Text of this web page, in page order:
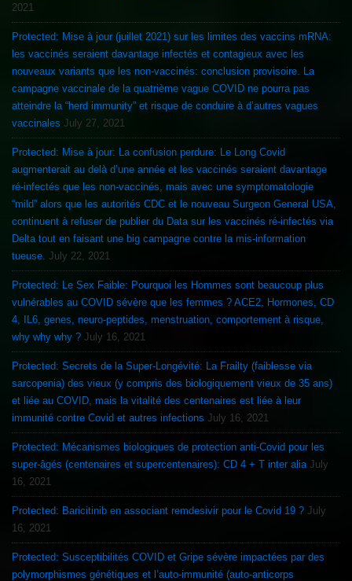
2021
Protected: Mise à jour (juillet 2021) sur les limites des vaccins mRNA:
les vaccinés seraient davantage infectés et contagieux avec les
nouveaux variants que les non-vaccinés: conclusion provisoire. La
campagne vaccinale de la quatrième vague COVID ne pourra pas
atteindre la “herd immunity” et risque de conduire à d’autres vagues
vaccinales July 27, 2021
Protected: Mise à jour: La confusion perdure: Le Long Covid
augmenterait au delà d’une année et les vaccinés seraient davantage
ré-infectés que les non-vaccinés, mais avec une symptomatologie
“mild” alors que les autorités CDC et le nouveau Surgeon General USA,
continuent à refuser de publier du Data sur les vaccinés ré-infectés via
Delta tout en faisant une big campagne contre la mis-information
tueuse. July 22, 2021
Protected: Le Sex Faible: Pourquoi les Hommes sont beaucoup plus
vulnérables au COVID sévère que les femmes ? ACE2, Hormones, CD
4, IL6, genes, neuro-peptides, menstruation, comportement à risque,
why why why ? July 16, 2021
Protected: Secrets de la Super-Longévité: La Frailty (faiblesse via
sarcopenia) des vieux (y compris des biologiquement vieux de 35 ans)
et liée au COVID, mais la vitalité des centenaires est liée à leur
immunité contre Covid et autres infections July 16, 2021
Protected: Mécanismes biologiques de protection anti-Covid pour les
super-âgés (centenaires et supercentenaires): CD 4 + T inter alia July
16, 2021
Protected: Baricitinib en associant remdesivir pour le Covid 19 ? July
16, 2021
Protected: Susceptibilités COVID et Gripe sévère impactées par des
polymorphismes génétiques et l’auto-immunité (auto-anticorps